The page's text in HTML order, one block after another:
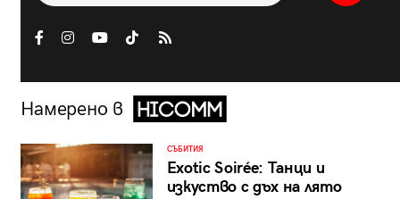
Намерено в
СЪБИТИЯ
Exotic Soirée: Танци и
изкуство с дъх на лято